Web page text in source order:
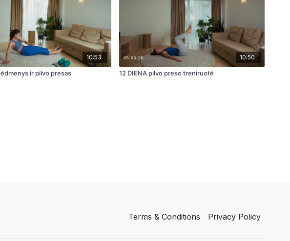
10:53
ir pilvo presas
10:50
12 DIENA pilvo preso treniruotė
Terms & Conditions Privacy Policy